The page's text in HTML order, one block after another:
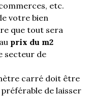
etc.
votre bien
que tout sera
prix du m2
secteur de
carré doit être
de laisser